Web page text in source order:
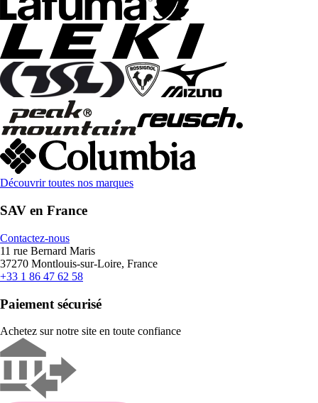
Découvrir toutes nos marques
SAV en France
Contactez-nous
11 rue Bernard Maris
37270 Montlouis-sur-Loire, France
+33 1 86 47 62 58
Paiement sécurisé
Achetez sur notre site en toute confiance